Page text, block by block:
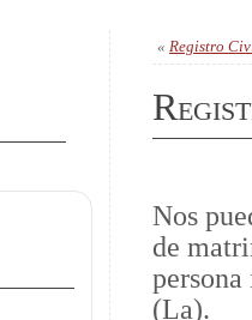
« Registro
Nos
de
(La).